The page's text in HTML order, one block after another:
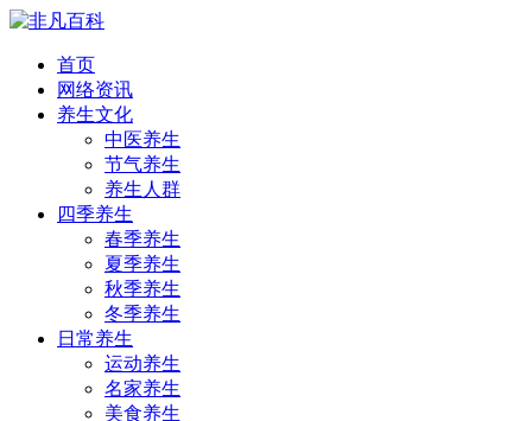
首页
网络资讯
养生文化
中医养生
节气养生
养生人群
四季养生
春季养生
夏季养生
秋季养生
冬季养生
日常养生
运动养生
名家养生
美食养生